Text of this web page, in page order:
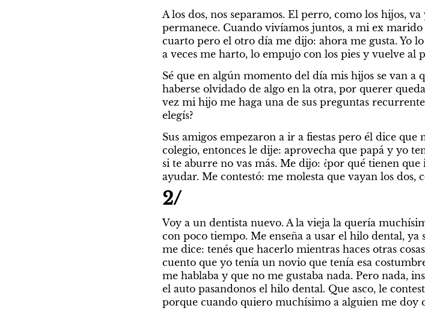
A los dos, nos separamos. El perro, como los hijos,
permanece. Cuando vivíamos juntos, a mi ex
cuarto pero el otro día me dijo: ahora me gusta. Yo
a veces me harto, lo empujo con los pies y vuelve al
Sé que en algún momento del día mis hijos se van a
haberse olvidado de algo en la otra, por querer
vez mi hijo me haga una de sus preguntas
elegís?
Sus amigos empezaron a ir a fiestas pero él dice que
colegio, entonces le dije: aprovecha que papá y yo
si te aburre no vas más. Me dijo: ¿por qué tienen
ayudar. Me contestó: me molesta que vayan los
2/
Voy a un dentista nuevo. A la vieja la quería
con poco tiempo. Me enseña a usar el hilo dental, ya
me dice: tenés que hacerlo mientras haces otras
cuento que yo tenía un novio que tenía esa
me hablaba y que no me gustaba nada. Pero nada,
el auto pasandonos el hilo dental. Que asco, le
porque cuando quiero muchísimo a alguien me doy